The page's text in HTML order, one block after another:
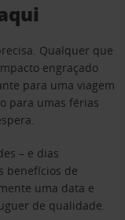
Qualquer que
engraçado
para uma viagem
para umas férias
– e dias
benefícios de
uma data e
de qualidade.